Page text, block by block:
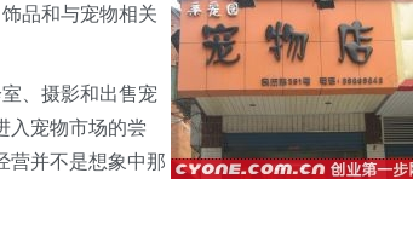
品和与宠物相关
、摄影和出售宠
入宠物市场的尝
营并不是想象中那